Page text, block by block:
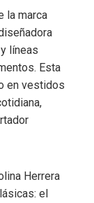
la marca
líneas
Esta
en vestidos
Herrera
el